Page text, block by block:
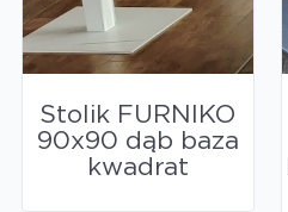
Stolik FURNIKO
90x90 dąb baza
kwadrat